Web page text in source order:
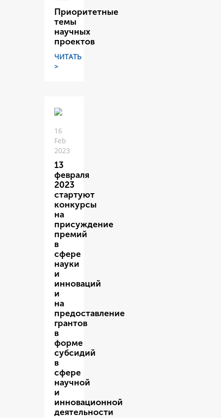
Приоритетные
темы
научных
проектов
ЧИТАТЬ
>
16
Feb
2023
13
февраля
2023
стартуют
конкурсы
на
присуждение
премий
в
сфере
науки
и
инноваций
и
на
предоставление
грантов
в
форме
субсидий
в
сфере
научной
и
инновационной
деятельности